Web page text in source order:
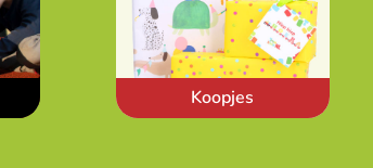
Koopjes